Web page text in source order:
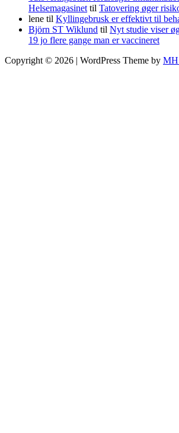
Helsemagasinet til Tatovering øger
lene til Kyllingebrusk er effektivt til
Björn ST Wiklund til Nyt studie viser
19 jo flere gange man er vaccineret
Copyright © 2026 | WordPress Theme by MH